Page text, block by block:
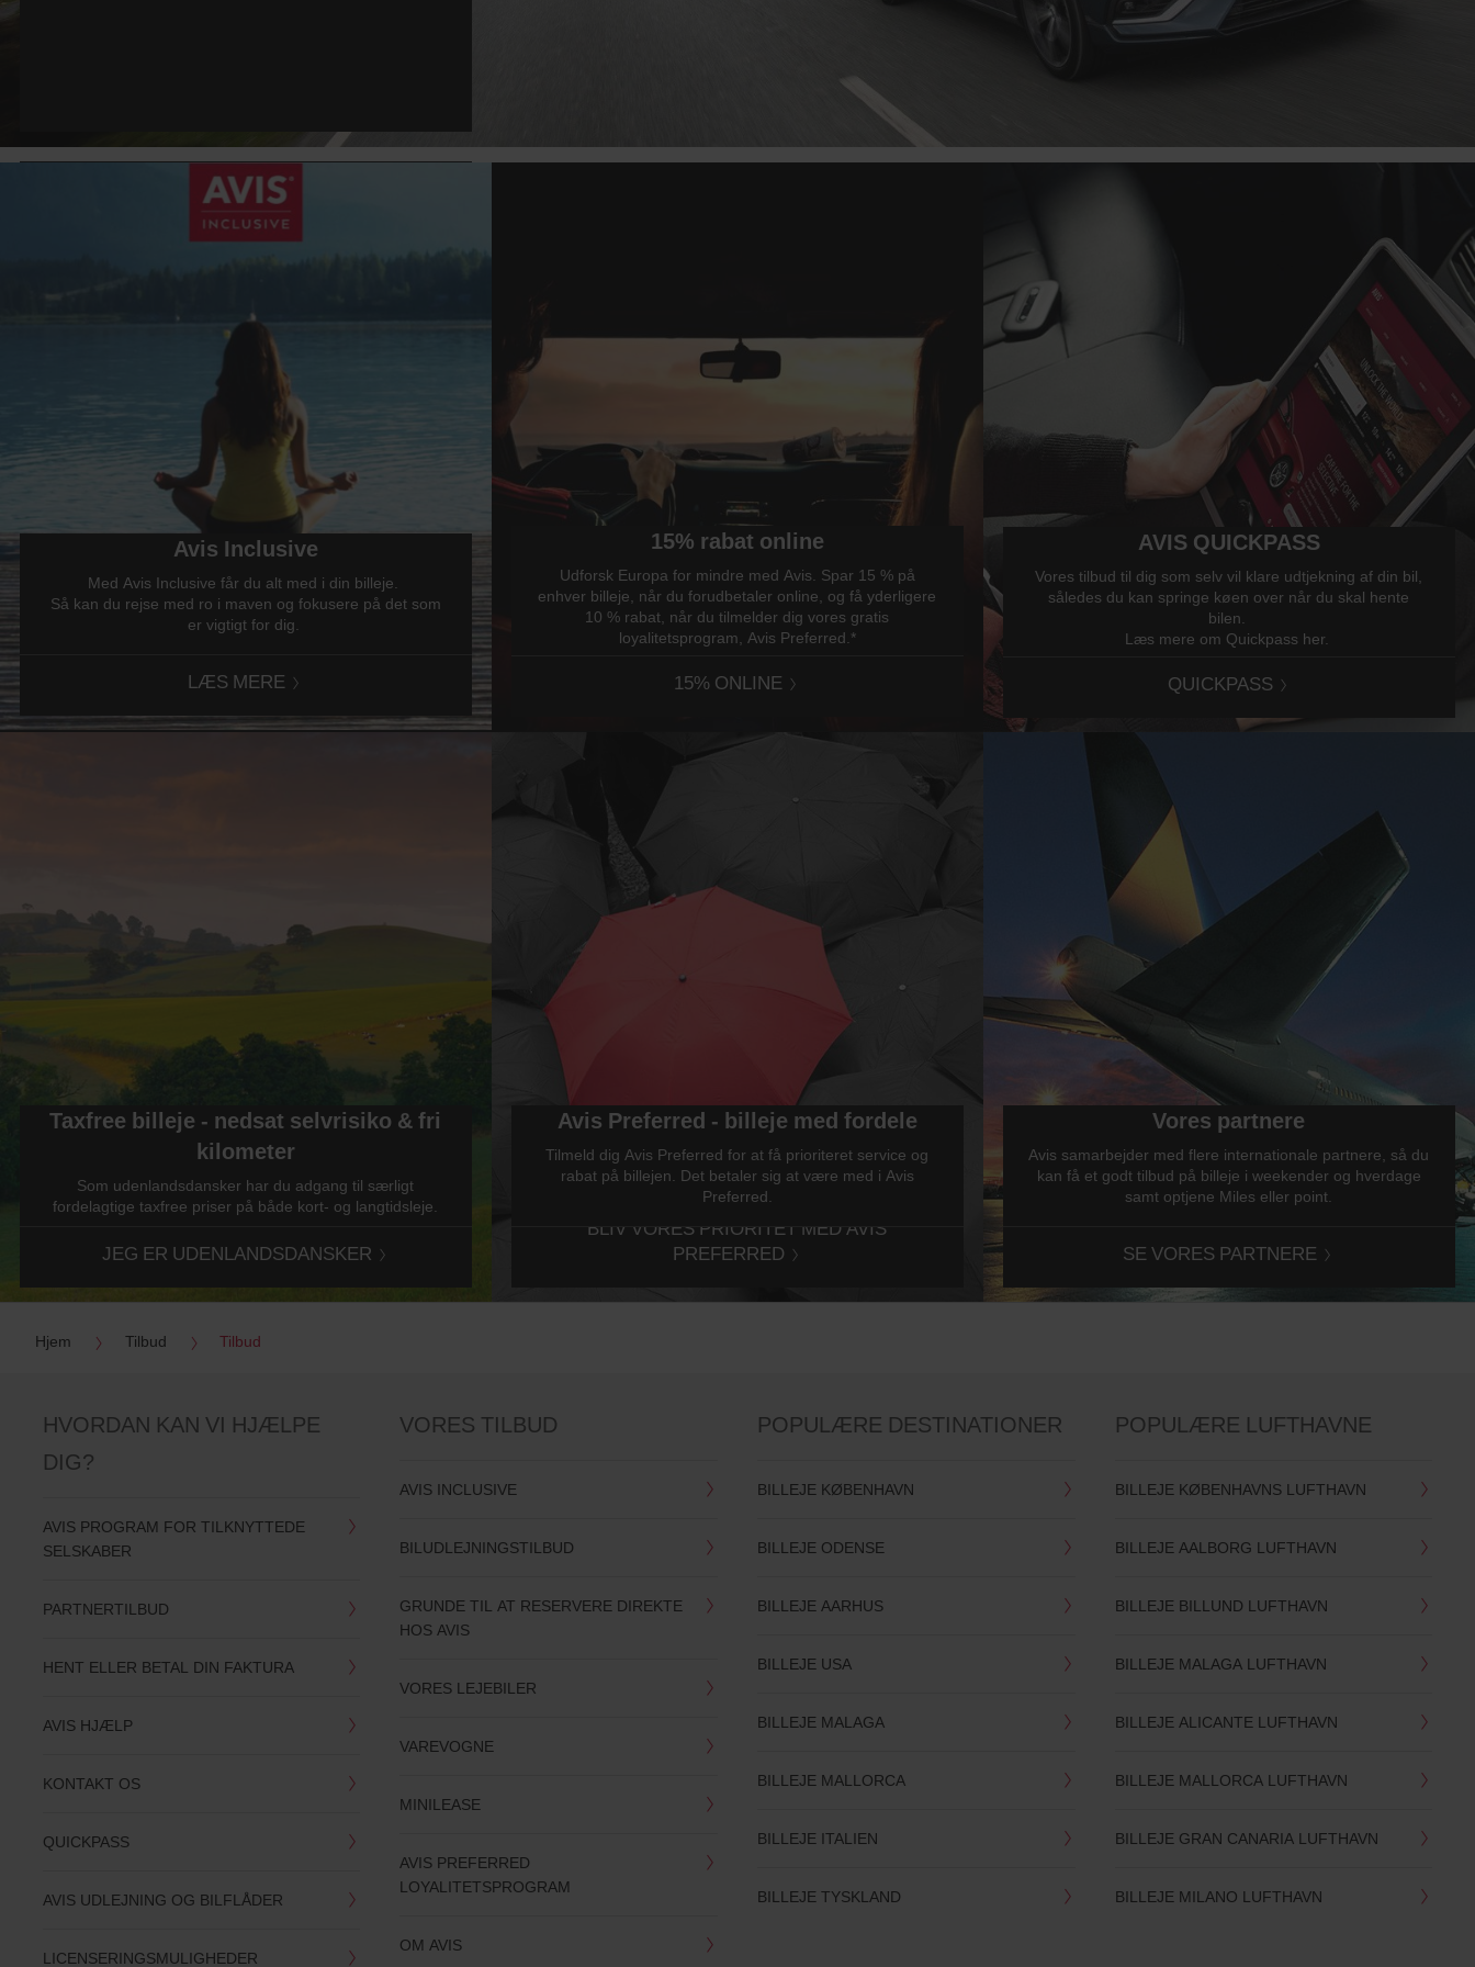
Avis Inclusive
Med Avis Inclusive får du alt med i din billeje.
Så kan du rejse med ro i maven og fokusere på det som
er vigtigt for dig.
LÆS MERE
15% rabat online
Udforsk Europa for mindre med Avis. Spar 15 % på
enhver billeje, når du forudbetaler online, og få yderligere
10 % rabat, når du tilmelder dig vores gratis
loyalitetsprogram, Avis Preferred.*
15% ONLINE
AVIS QUICKPASS
Vores tilbud til dig som selv vil klare udtjekning af din bil,
således du kan springe køen over når du skal hente
bilen.
Læs mere om Quickpass her.
QUICKPASS
Taxfree billeje - nedsat selvrisiko & fri
kilometer
Som udenlandsdansker har du adgang til særligt
fordelagtige taxfree priser på både kort- og langtidsleje.
JEG ER UDENLANDSDANSKER
Avis Preferred - billeje med fordele
Tilmeld dig Avis Preferred for at få prioriteret service og
rabat på billejen. Det betaler sig at være med i Avis
Preferred.
BLIV VORES PRIORITET MED AVIS
PREFERRED
Vores partnere
Avis samarbejder med flere internationale partnere, så du
kan få et godt tilbud på billeje i weekender og hverdage
samt optjene Miles eller point.
SE VORES PARTNERE
Hjem Tilbud Tilbud
HVORDAN KAN VI HJÆLPE
DIG?
AVIS PROGRAM FOR TILKNYTTEDE
SELSKABER
PARTNERTILBUD
HENT ELLER BETAL DIN FAKTURA
AVIS HJÆLP
KONTAKT OS
QUICKPASS
AVIS UDLEJNING OG BILFLÅDER
LICENSERINGSMULIGHEDER
VORES TILBUD
AVIS INCLUSIVE
BILUDLEJNINGSTILBUD
GRUNDE TIL AT RESERVERE DIREKTE
HOS AVIS
VORES LEJEBILER
VAREVOGNE
MINILEASE
AVIS PREFERRED
LOYALITETSPROGRAM
OM AVIS
POPULÆRE DESTINATIONER
BILLEJE KØBENHAVN
BILLEJE ODENSE
BILLEJE AARHUS
BILLEJE USA
BILLEJE MALAGA
BILLEJE MALLORCA
BILLEJE ITALIEN
BILLEJE TYSKLAND
POPULÆRE LUFTHAVNE
BILLEJE KØBENHAVNS LUFTHAVN
BILLEJE AALBORG LUFTHAVN
BILLEJE BILLUND LUFTHAVN
BILLEJE MALAGA LUFTHAVN
BILLEJE ALICANTE LUFTHAVN
BILLEJE MALLORCA LUFTHAVN
BILLEJE GRAN CANARIA LUFTHAVN
BILLEJE MILANO LUFTHAVN